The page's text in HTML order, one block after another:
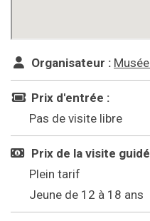
Organisateur :
Prix d'entrée :
Pas de visite libre
Prix de la visite
Plein tarif
Jeune de 12 à 18 ans